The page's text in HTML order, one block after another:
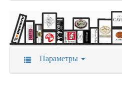
Параметры